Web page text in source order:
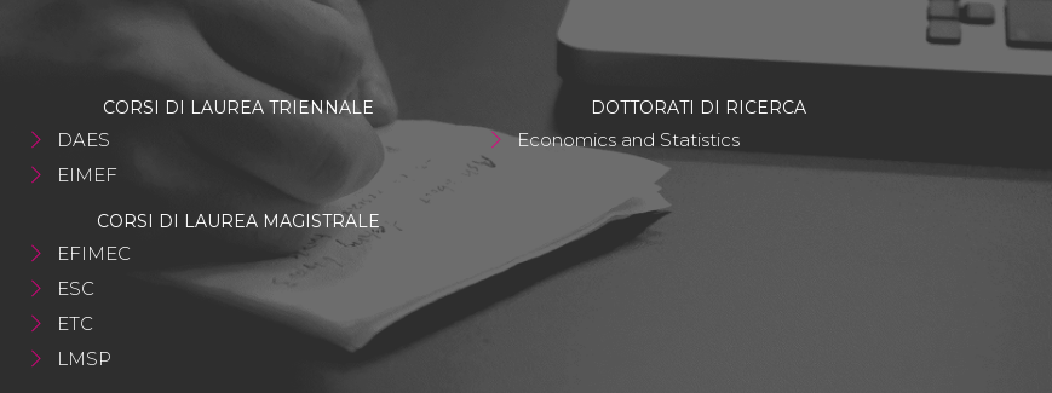
CORSI DI LAUREA TRIENNALE
DAES
EIMEF
CORSI DI LAUREA MAGISTRALE
EFIMEC
ESC
ETC
LMSP
DOTTORATI DI RICERCA
Economics and Statistics